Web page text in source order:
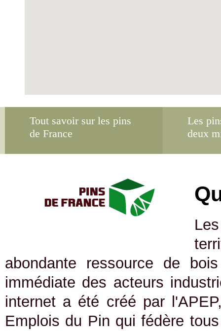
Tout savoir sur les pins
de France
Les
deux
abondante ressource de
immédiate des acteurs
internet a été créé par
Emplois du Pin qui fédère